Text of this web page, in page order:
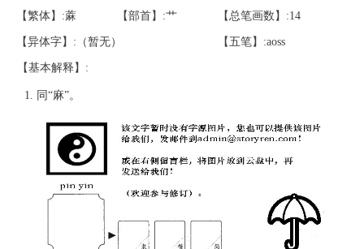
【繁体】:蔴 【部首】:艹 【总笔画数】:14
【异体字】:（暂无） 【五笔】:aoss
【基本解释】:
同“麻”。